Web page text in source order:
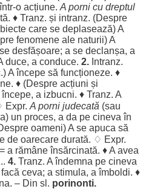
o acțiune. A pornicu dreptul
. ♦ Tranz. și intranz. (Despre
care se deplasează) A
fenomene ale naturii) A
desfășoare; a se declanșa, a
duce, a conduce. 2.Intranz.
Aîncepesă funcționeze. ♦
. ♦ (Despre acțiuni și
începe, a izbucni. ♦ Tranz. A
Expr. A porni judecată (sau
un proces, a da pe cineva în
oameni) A se apuca să
de oarecare durată. ♢ Expr.
= a rămâne însărcinată. ♦ A avea
4.Tranz. Aîndemna pe cineva
facă ceva; a stimula, aîmboldi. ♦
. – Din sl. porinonti.